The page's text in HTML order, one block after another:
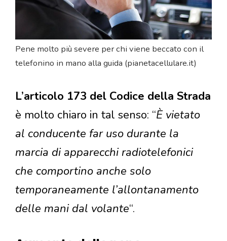
Pene molto più severe per chi viene beccato con il
telefonino in mano alla guida (pianetacellulare.it)
L’articolo 173 del Codice della Strada
è molto chiaro in tal senso: “È vietato
al conducente far uso durante la
marcia di apparecchi radiotelefonici
che comportino anche solo
temporaneamente l’allontanamento
delle mani dal volante“.